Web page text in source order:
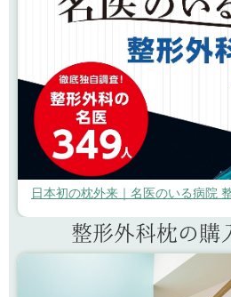
日本初の枕外来｜名医のいる病院
整形外科枕の購